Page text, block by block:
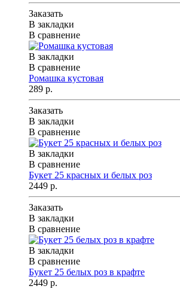
Заказать
В закладки
В сравнение
В закладки
В сравнение
Ромашка кустовая
289 р.
Заказать
В закладки
В сравнение
В закладки
В сравнение
Букет 25 красных и белых роз
2449 р.
Заказать
В закладки
В сравнение
В закладки
В сравнение
Букет 25 белых роз в крафте
2449 р.